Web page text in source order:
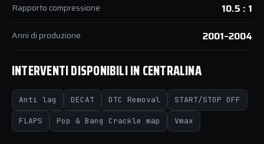
Rapporto compressione 10.5 : 1
Anni di produzione 2001–2004
INTERVENTI DISPONIBILI IN CENTRALINA
Anti lag DECAT DTC Removal START/STOP OFF
FLAPS Pop & Bang Crackle map Vmax